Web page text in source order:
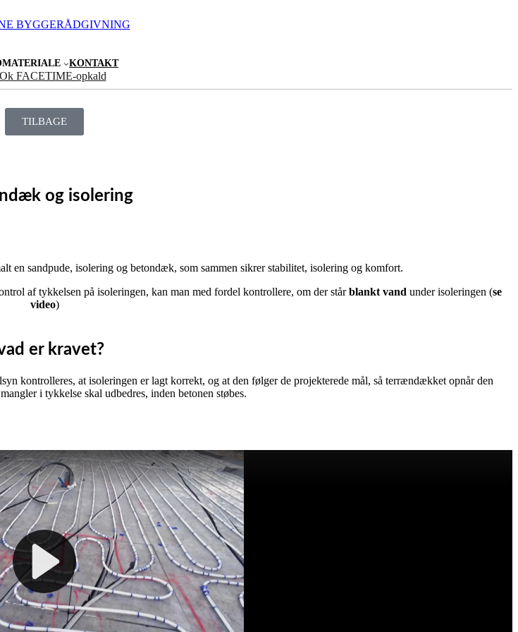
KONTAKT
FACETIME-opkald
TILBAGE
og isolering
en sandpude, isolering og betondæk, som sammen sikrer stabilitet, isolering og komfort.
af tykkelsen på isoleringen, kan man med fordel kontrollere, om der stårblankt vand under isoleringen (se
video)
er kravet?
kontrolleres, at isoleringen er lagt korrekt, og at den følger de projekterede mål, så terrændækket opnår den
i tykkelse skal udbedres, inden betonen støbes.